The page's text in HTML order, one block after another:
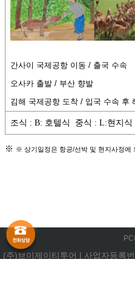
(주)브이제이티투어 | 사업자등록